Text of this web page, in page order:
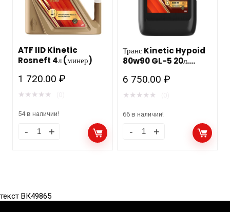
ATF IID Kinetic
Rosneft 4л (минер)
1 720.00₽
★ ★ ★ ★ ★
54 в наличии!
Транс Kinetic Hypoid
80w90 GL-5 20л.
6 750.00₽
★ ★ ★ ★ ★
66 в наличии!
текст ВК49865